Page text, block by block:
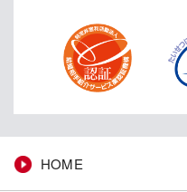
HOME